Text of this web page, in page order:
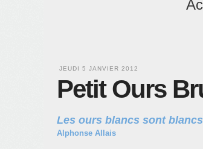
JEUDI 5 JANVIER 2012
Petit Ours
Les ours blancs sont
Alphonse Allais